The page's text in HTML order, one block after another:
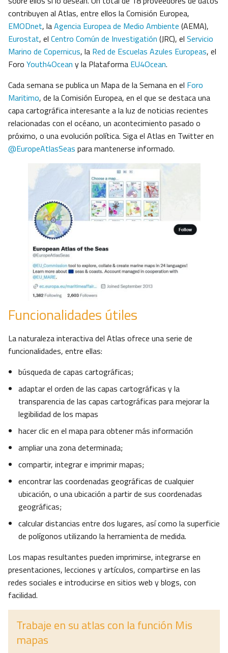
contribuyen al Atlas, entre ellos la Comisión Europea,
EMODnet, laAgencia Europea de Medio Ambiente (AEMA),
Eurostat, el Centro Común de Investigatión (JRC), el Servicio
Marino de Copernicus, la Red de Escuelas Azules Europeas, el
Foro Youth4Ocean y la Plataforma EU4Ocean.
Cada semana se publica un Mapa de la Semana en el Foro
Maritimo, de la Comisión Europea, en el que se destaca una
capa cartográfica interesante a la luz de noticias recientes
relacionadas con el océano, un acontecimiento pasado o
próximo, o una evolución política. Siga el Atlas en Twitter en
@EuropeAtlasSeas para mantenerse informado.
Funcionalidades útiles
La naturaleza interactiva del Atlas ofrece una serie de
funcionalidades, entre ellas:
búsqueda de capas cartográficas;
adaptar el orden de las capas cartográficas y la
transparencia de las capas cartográficas para mejorar la
legibilidad de los mapas
hacer clic en el mapa para obtener más información
ampliar una zona determinada;
compartir, integrar e imprimir mapas;
encontrar las coordenadas geográficas de cualquier
ubicación, o una ubicación a partir de sus coordenadas
geográficas;
calcular distancias entre dos lugares, así como la superficie
de polígonos utilizando la herramienta de medida.
Los mapas resultantes pueden imprimirse, integrarse en
presentaciones, lecciones y artículos, compartirse en las
redes sociales e introducirse en sitios web y blogs, con
facilidad.
Trabaje en su atlas con la función Mis
mapas